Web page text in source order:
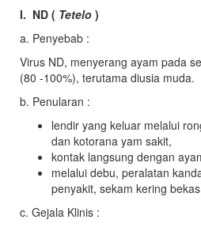
I. ND ( Tetelo )
a. Penyebab :
Virus ND, menyerang ayam pada
(80 -100%), terutama diusia muda.
b. Penularan :
lendir yang keluar melalui
dan kotorana yam sakit,
kontak langsung dengan
melalui debu, peralatan
penyakit, sekam kering
c. Gejala Klinis :